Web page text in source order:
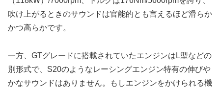
吹け上がるときのサウンドは官能的とも言えるほど滑らか
かつ高らかです。
一方、GTグレードに搭載されていたエンジンはL型などの
別形式で、S20のようなレーシングエンジン特有の伸びや
かなサウンドはありません。もしエンジンをかけられる機